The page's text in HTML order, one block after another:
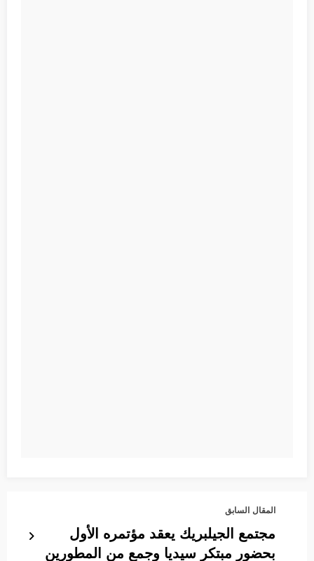
المقال السابق
مجتمع الجيلبريك يعقد مؤتمره الأول
بحضور مبتكر سيديا وجمع من المطورين